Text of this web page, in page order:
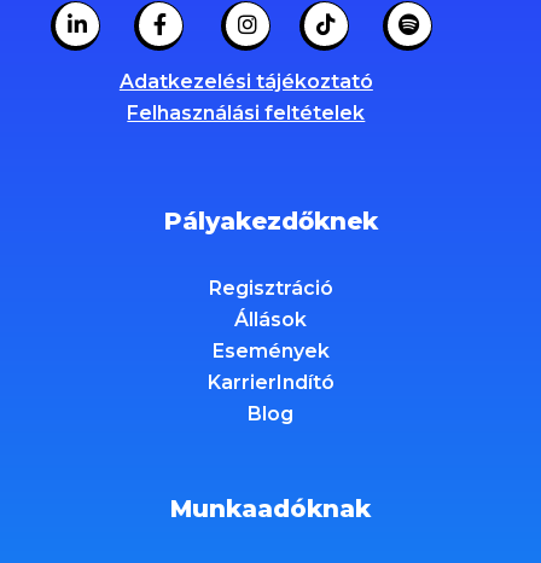
Adatkezelési tájékoztató
Felhasználási feltételek
Pályakezdőknek
Regisztráció
Állások
Események
KarrierIndító
Blog
Munkaadóknak